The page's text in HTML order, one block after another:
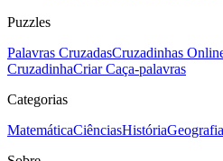
Puzzles
Palavras CruzadasCruzadinhas
CruzadinhaCriar Caça-palavras
Categorias
MatemáticaCiênciasHistóriaGeografia